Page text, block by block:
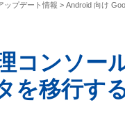
Google
ップデート情報 > Android 向け
ンソー
を移行す